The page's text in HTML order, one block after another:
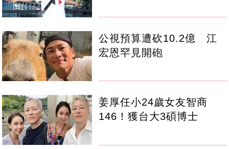
公視預算遭砍10.2億 江
宏恩罕見開砲
姜厚任小24歲女友智商
146！獲台大3碩博士